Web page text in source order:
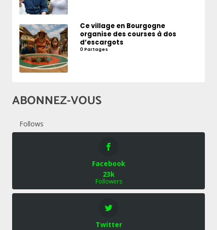
Ce village en Bourgogne
organise des courses à dos
d’escargots
0 Partages
ABONNEZ-VOUS
Follows
Facebook
23k
Followers
Twitter